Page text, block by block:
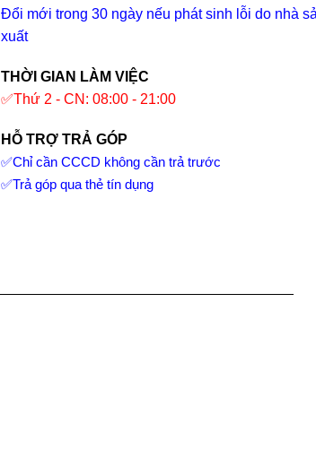
Đổi mới trong 30 ngày nếu phát sinh lỗi do nhà
xuất
THỜI GIAN LÀM VIỆC
✅Thứ 2 - CN: 08:00 - 21:00
HỖ TRỢ TRẢ GÓP
✅Chỉ cần CCCD không cần trả trước
✅Trả góp qua thẻ tín dụng